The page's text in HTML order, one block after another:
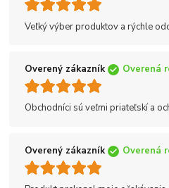
Veľký výber produktov a rýchle
Overený zákazník Overená
Obchodníci sú veľmi priateľskí a
Overený zákazník Overená